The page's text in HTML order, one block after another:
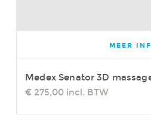
MEER
Medex Senator 3D
€ 275,00 incl. BTW